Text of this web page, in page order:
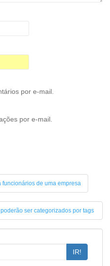
por e-mail.
por e-mail.
de uma empresa
ser categorizados por tags
IR!